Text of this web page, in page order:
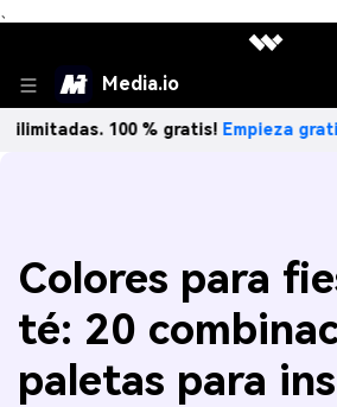
、
Media.io
100 % gratis!Empieza gratis→
Colores para
té: 20
paletas para